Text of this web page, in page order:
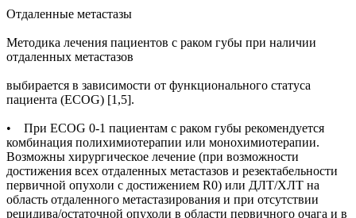
Отдаленные метастазы
Методика лечения пациентов с раком губы при наличии
отдаленных метастазов
выбирается в зависимости от функционального статуса
пациента (ECOG) [1,5].
• При ECOG 0-1 пациентам с раком губы рекомендуется
комбинация полихимиотерапии или монохимиотерапии.
Возможны хирургическое лечение (при возможности
достижения всех отдаленных метастазов и резектабельности
первичной опухоли с достижением R0) или ДЛТ/ХЛТ на
область отдаленного метастазирования и при отсутствии
рецидива/остаточной опухоли в области первичного очага и в